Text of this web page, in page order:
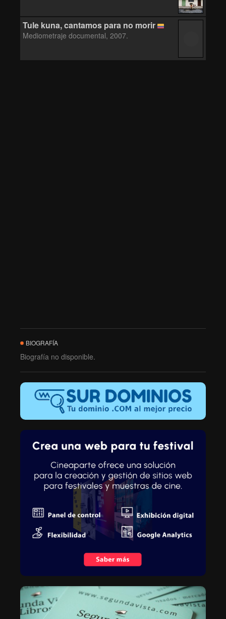
Tule kuna, cantamos para no morir
Mediometraje documental, 2007.
BIOGRAFÍA
Biografía no disponible.